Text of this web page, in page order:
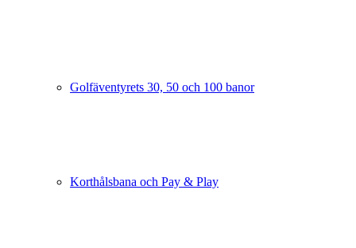
Golfäventyrets 30, 50 och 100 banor
Korthålsbana och Pay & Play